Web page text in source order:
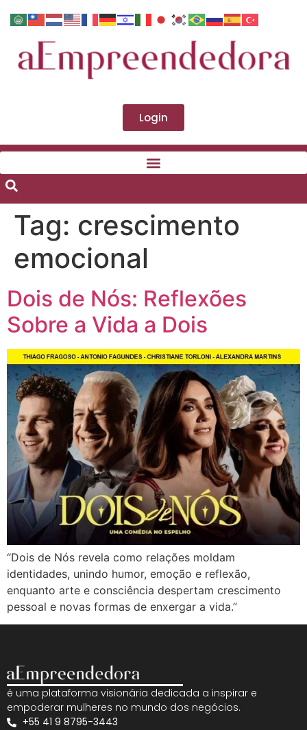
Login
Tag: crescimento
emocional
Dois de Nós: Reflexões
Sobre a Vida a Dois
“Dois de Nós revela como relações moldam
identidades, unindo humor, emoção e reflexão,
enquanto arte e consciência despertam crescimento
pessoal e novas formas de enxergar a vida.”
é uma plataforma visionária dedicada a inspirar e
empoderar mulheres no mundo dos negócios.
+55 41 9 8795-3443